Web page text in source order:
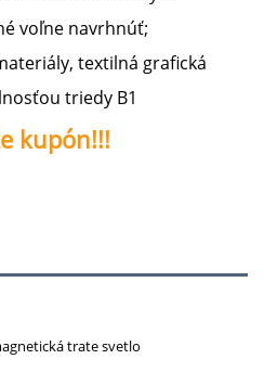
voľne navrhnúť;
textilná grafická
triedy B1
kupón!!!
trate svetlo